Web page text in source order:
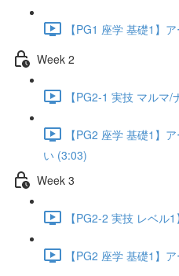
【PG1 座学 基礎1】
Week 2
【PG2-1 実技 マルマ
【PG2 座学 基礎1】
い (3:03)
Week 3
【PG2-2 実技 レベル
【PG2 座学 基礎1】